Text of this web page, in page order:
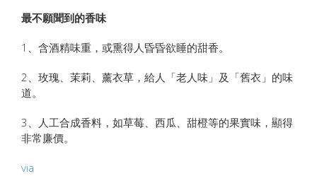
最不願聞到的香味
1、含酒精味重，或熏得人昏昏欲睡的甜香。
2、玫瑰、茉莉、薰衣草，給人「老人味」及「舊衣」的味
道。
3、人工合成香料，如草莓、西瓜、甜橙等的果實味，顯得
非常廉價。
via